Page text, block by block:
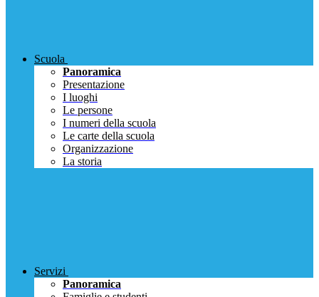
Scuola
Panoramica
Presentazione
I luoghi
Le persone
I numeri della scuola
Le carte della scuola
Organizzazione
La storia
Servizi
Panoramica